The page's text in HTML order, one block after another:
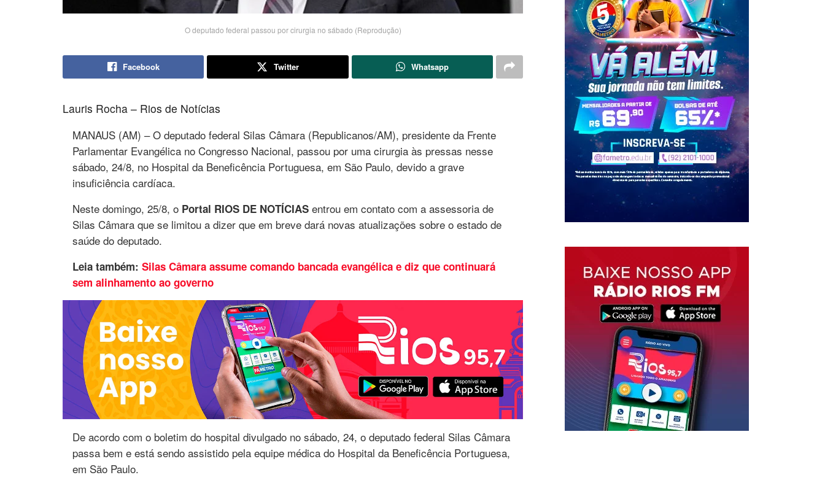
O deputado federal passou por cirurgia no sábado (Reprodução)
Facebook Twitter Whatsapp
Lauris Rocha – Rios de Notícias
MANAUS (AM) – O deputado federal Silas Câmara (Republicanos/AM), presidente da Frente
Parlamentar Evangélica no Congresso Nacional, passou por uma cirurgia às pressas nesse
sábado, 24/8, no Hospital da Beneficência Portuguesa, em São Paulo, devido a grave
insuficiência cardíaca.
Neste domingo, 25/8, o Portal RIOS DE NOTÍCIAS entrou em contato com a assessoria de
Silas Câmara que se limitou a dizer que em breve dará novas atualizações sobre o estado de
saúde do deputado.
Leia também: Silas Câmara assume comando bancada evangélica e diz que continuará
sem alinhamento ao governo
De acordo com o boletim do hospital divulgado no sábado, 24, o deputado federal Silas Câmara
passa bem e está sendo assistido pela equipe médica do Hospital da Beneficência Portuguesa,
em São Paulo.